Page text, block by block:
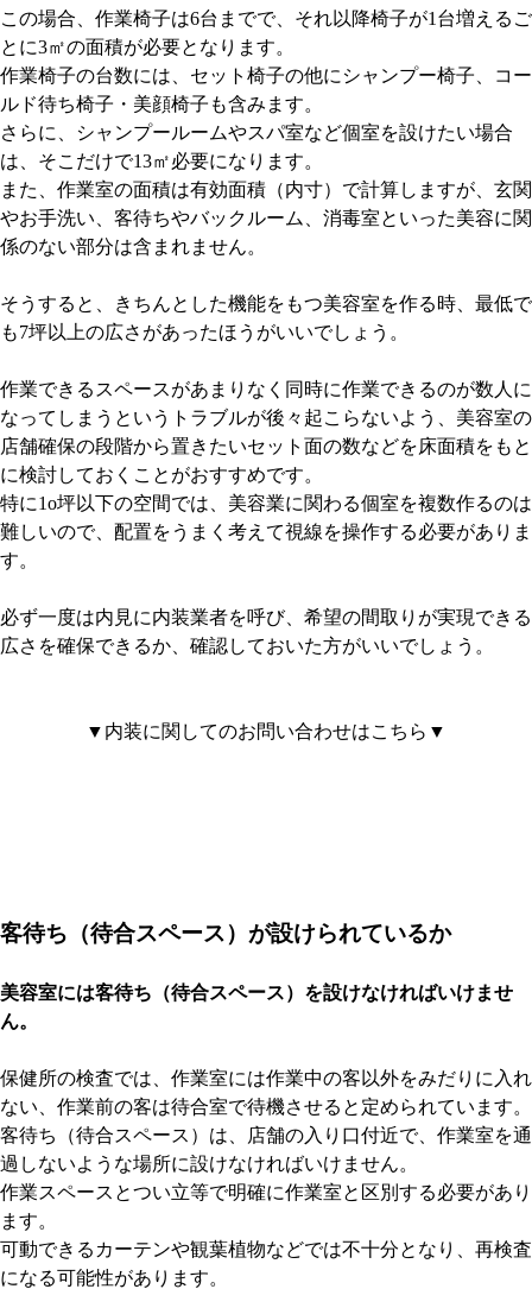
この場合、作業椅子は6台までで、それ以降椅子が1台増えるご
とに3㎡の面積が必要となります。
作業椅子の台数には、セット椅子の他にシャンプー椅子、コー
ルド待ち椅子・美顔椅子も含みます。
さらに、シャンプールームやスパ室など個室を設けたい場合
は、そこだけで13㎡必要になります。
また、作業室の面積は有効面積（内寸）で計算しますが、玄関
やお手洗い、客待ちやバックルーム、消毒室といった美容に関
係のない部分は含まれません。
そうすると、きちんとした機能をもつ美容室を作る時、最低で
も7坪以上の広さがあったほうがいいでしょう。
作業できるスペースがあまりなく同時に作業できるのが数人に
なってしまうというトラブルが後々起こらないよう、美容室の
店舗確保の段階から置きたいセット面の数などを床面積をもと
に検討しておくことがおすすめです。
特に1o坪以下の空間では、美容業に関わる個室を複数作るのは
難しいので、配置をうまく考えて視線を操作する必要がありま
す。
必ず一度は内見に内装業者を呼び、希望の間取りが実現できる
広さを確保できるか、確認しておいた方がいいでしょう。
▼内装に関してのお問い合わせはこちら▼
客待ち（待合スペース）が設けられているか
美容室には客待ち（待合スペース）を設けなければいけませ
ん。
保健所の検査では、作業室には作業中の客以外をみだりに入れ
ない、作業前の客は待合室で待機させると定められています。
客待ち（待合スペース）は、店舗の入り口付近で、作業室を通
過しないような場所に設けなければいけません。
作業スペースとつい立等で明確に作業室と区別する必要があり
ます。
可動できるカーテンや観葉植物などでは不十分となり、再検査
になる可能性があります。